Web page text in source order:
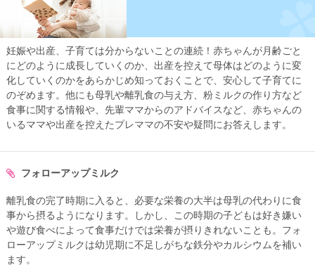
妊娠や出産、子育ては分からないことの連続！赤ちゃんが月齢ごと
にどのように成長していくのか、出産を控えて母体はどのように変
化していくのかをあらかじめ知っておくことで、安心して子育てに
のぞめます。他にも母乳や離乳食の与え方、粉ミルクの作り方など
食事に関する情報や、先輩ママからのアドバイスなど、赤ちゃんの
いるママや出産を控えたプレママの不安や疑問にお答えします。
フォローアップミルク
離乳食の完了時期に入ると、必要な栄養の大半は母乳の代わりに食
事から摂るようになります。しかし、この時期の子どもは好き嫌い
や遊び食べによって食事だけでは栄養が摂りきれないことも。フォ
ローアップミルクは幼児期に不足しがちな鉄分やカルシウムを補い
ます。